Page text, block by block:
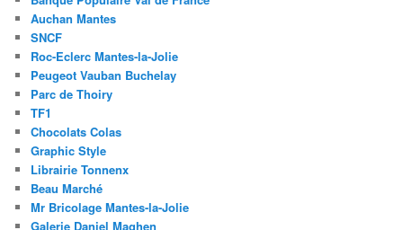
Auchan Mantes
SNCF
Roc-Eclerc Mantes-la-Jolie
Peugeot Vauban Buchelay
Parc de Thoiry
TF1
Chocolats Colas
Graphic Style
Librairie Tonnenx
Beau Marché
Mr Bricolage Mantes-la-Jolie
Galerie Daniel Maghen